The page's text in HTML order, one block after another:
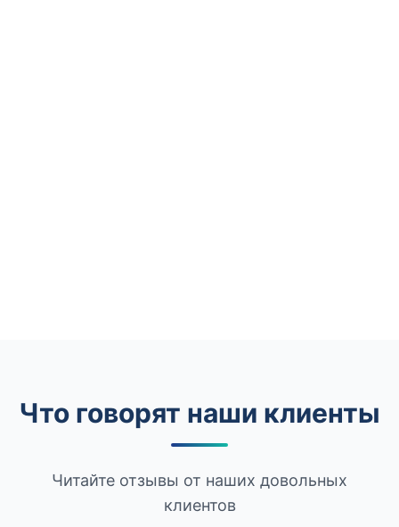
Что говорят наши клиенты
Читайте отзывы от наших довольных
клиентов